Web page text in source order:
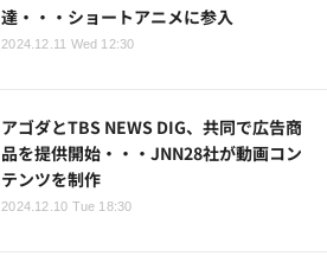
達・・・ショートアニメに参入
2024.12.11 Wed 12:30
アゴダとTBS NEWS DIG、共同で広告商
品を提供開始・・・JNN28社が動画コン
テンツを制作
2024.12.10 Tue 18:30